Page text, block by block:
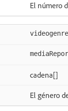
El número
videogenre
cadena[]
El género